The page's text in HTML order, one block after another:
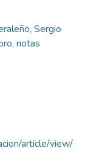
Sergio
notas
article/view/